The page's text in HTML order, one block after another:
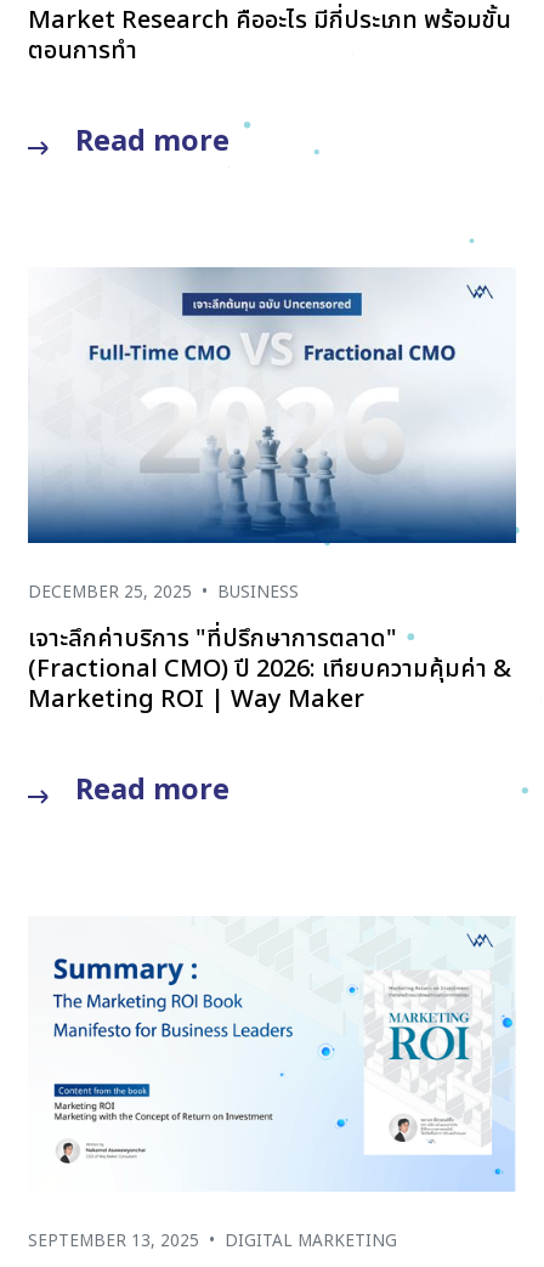
Market Research คืออะไร มีกี่ประเภท พร้อมขั้น
ตอนการทำ
Read more
DECEMBER 25, 2025 • BUSINESS
เจาะลึกค่าบริการ "ที่ปรึกษาการตลาด"
(Fractional CMO) ปี 2026: เทียบความคุ้มค่า &
Marketing ROI | Way Maker
Read more
SEPTEMBER 13, 2025 • DIGITAL MARKETING